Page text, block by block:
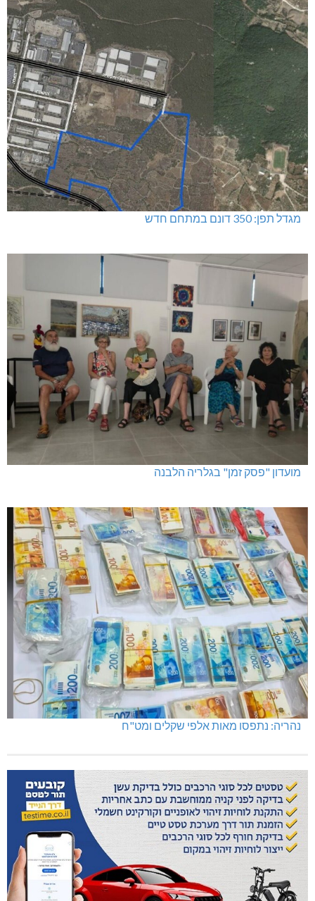
מגדל תפן: 350 דונם במתחם חדש
מועדון "פסק זמן" בגלריה הלבנה
נהריה: נתפסו מאות אלפי שקלים ומט"ח